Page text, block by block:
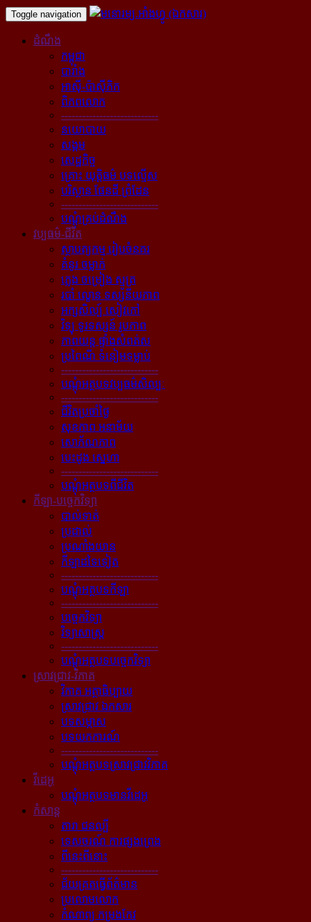
Toggle navigation
ដំណឹង
កម្ពុជា
បារាំង
អាស៊ី-ប៉ាស៊ីភិក
ពិភពលោក
----------------------------
នយោបាយ
សង្គម
សេដ្ឋកិច្ច
គ្រោះ យុត្តិធម៌ បទល្មើស
បរិស្ថាន ផែនដី ព្រំដែន
----------------------------
បណ្ដុំគ្រប់ដំណឹង
វប្បធម៌-ជីវិត
ស្ថាបត្យកម្ម រៀបចំនគរ
គំនូរ ចម្លាក់
ភ្លេង ចម្រៀង ស្មូត្រ
របាំ ល្ខោន ទស្សនីយភាព
អក្សសិល្ប៍ សៀវភៅ
វិទ្យុ ទូរទស្សន៍ រូបភាព
ភាពយន្ដ ផ្ទាំងសំពត់ស
ប្រពៃណី ទំនៀមទម្លាប់
----------------------------
បណ្ដុំអត្ថបទវប្បធម៌សិល្បៈ
----------------------------
ជីវិតប្រចាំថ្ងៃ
សុខភាព អនាម័យ
សោភ័ណភាព
បេះដូង ស្នេហា
----------------------------
បណ្ដុំអត្ថបទពីជីវិត
កីឡា-បច្ចេកវិទ្យា
បាល់ទាត់
ប្រដាល់
ប្រណាំងយាន
កីឡាដទៃទៀត
----------------------------
បណ្ដុំអត្ថបទកីឡា
----------------------------
បច្ចេកវិទ្យា
វិទ្យាសាស្ត្រ
----------------------------
បណ្ដុំអត្ថបទបច្ចេកវិទ្យា
ស្រាវជ្រាវ-វិភាគ
វិភាគ អត្ថាធិប្បាយ
ស្រាវជ្រាវ ឯកសារ
បទសម្ភាស
បទយកការណ៍
----------------------------
បណ្ដុំអត្ថបទស្រាវជ្រាវវិភាគ
វីដេអូ
បណ្ដុំអត្ថបទមានវីដេអូ
កំសាន្ដ
តារា ជនល្បី
ទេសចរណ៍ ការផ្សងព្រេង
ពីនេះពីនោះ
----------------------------
ជ័យគ្រតធ្វើព័ត៌មាន
ប្រលោមលោក
កំណាព្យ កម្រងកែវ